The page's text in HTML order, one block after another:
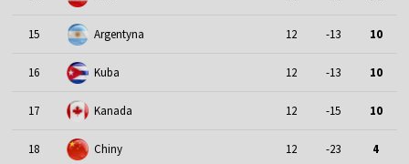
15 Argentyna 12 -13 10
16 Kuba 12 -13 10
17 Kanada 12 -15 10
18 Chiny 12 -23 4